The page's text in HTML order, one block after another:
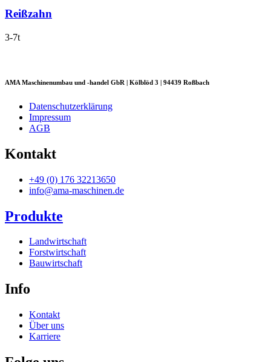
Reißzahn
3-7t
AMA Maschinenumbau und -handel GbR | Kölblöd 3 | 94439 Roßbach
Datenschutzerklärung
Impressum
AGB
Kontakt
+49 (0) 176 32213650
info@ama-maschinen.de
Produkte
Landwirtschaft
Forstwirtschaft
Bauwirtschaft
Info
Kontakt
Über uns
Karriere